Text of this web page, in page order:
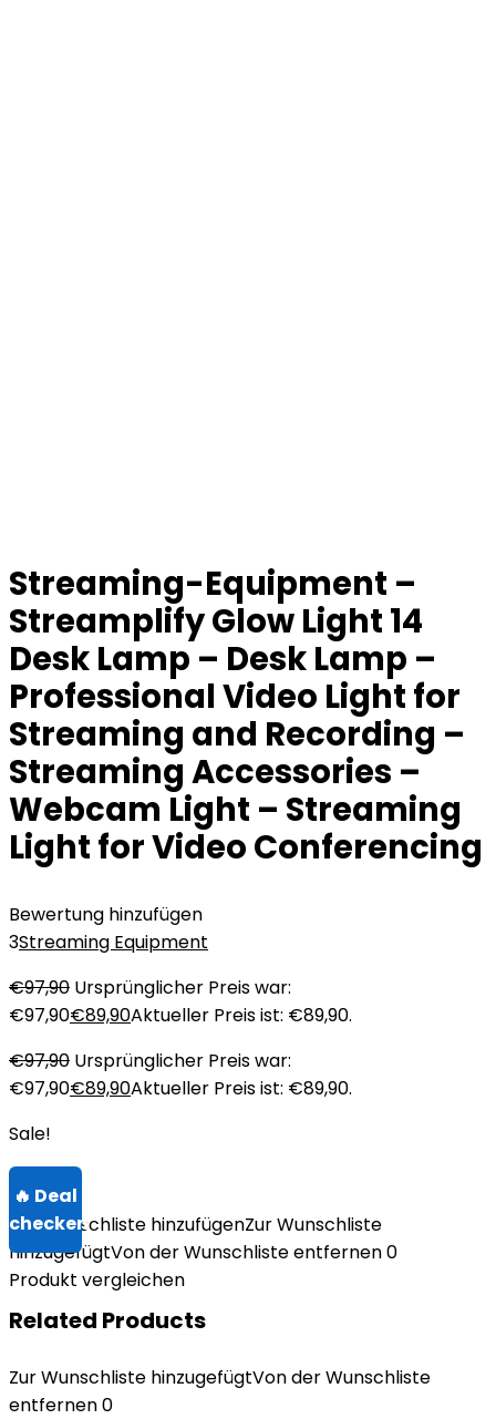
Streaming-Equipment –
Streamplify Glow Light 14
Desk Lamp – Desk Lamp –
Professional Video Light for
Streaming and Recording –
Streaming Accessories –
Webcam Light – Streaming
Light for Video Conferencing
Bewertung hinzufügen
3Streaming Equipment
€97,90 Ursprünglicher Preis war:
€97,90€89,90Aktueller Preis ist: €89,90.
€97,90 Ursprünglicher Preis war:
€97,90€89,90Aktueller Preis ist: €89,90.
Sale!
Zur Wunschliste hinzufügenZur Wunschliste
hinzugefügtVon der Wunschliste entfernen0
Produkt vergleichen
Related Products
Zur Wunschliste hinzugefügtVon der Wunschliste
entfernen0